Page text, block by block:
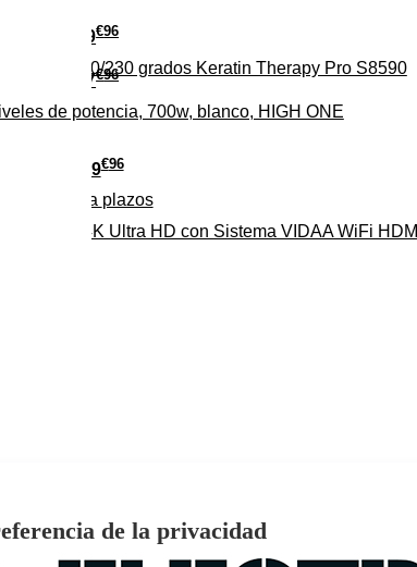
37€96
de potencia, 700w, blanco, HIGH ONE
29€96
160/230 grados Keratin Therapy Pro S8590
279€96
Pago a plazos
EL 4K Ultra HD con Sistema VIDAA WiFi HDMI
de la privacidad